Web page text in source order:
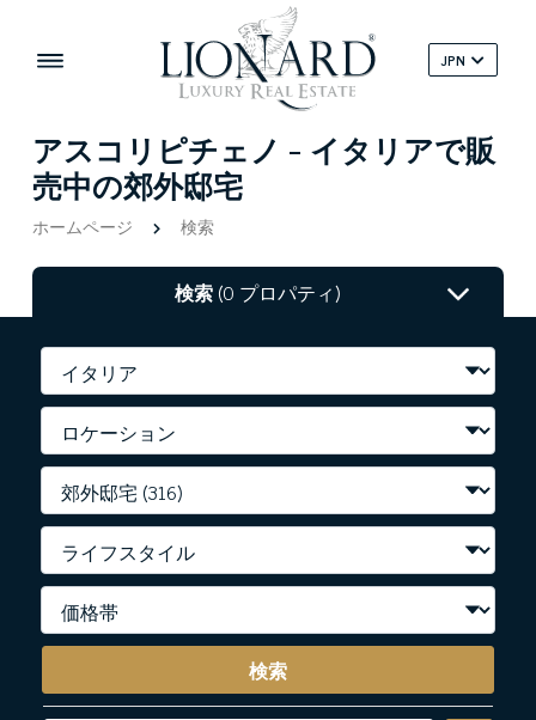
JPN
アスコリピチェノ - イタリアで販
売中の郊外邸宅
ホームページ 検索
検索(0 プロパティ)
検索